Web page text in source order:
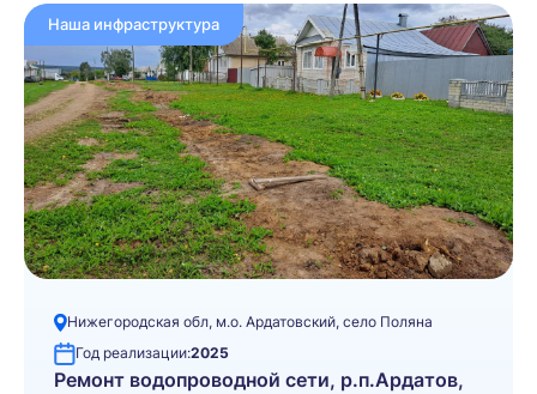
Наша инфраструктура
Нижегородская обл, м.о. Ардатовский, село Поляна
Год реализации:2025
Ремонт водопроводной сети, р.п.Ардатов,